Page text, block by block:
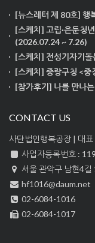
[뉴스레터 제 80호] 행
[스케치] 고립·은둔청
(2026.07.24 ~ 7.26)
[스케치] 전성기자기
[스케치] 중랑구청 <
[참가후기] 나를 만나
CONTACT US
사단법인행복공장 | 대표
사업자등록번호 :
서울 관악구 남현4길
hf1016@daum.net
02-6084-1016
02-6084-1017